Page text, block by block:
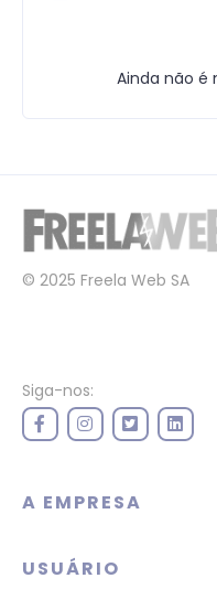
Ainda não é
© 2025 Freela Web SA
Siga-nos:
A EMPRESA
USUÁRIO